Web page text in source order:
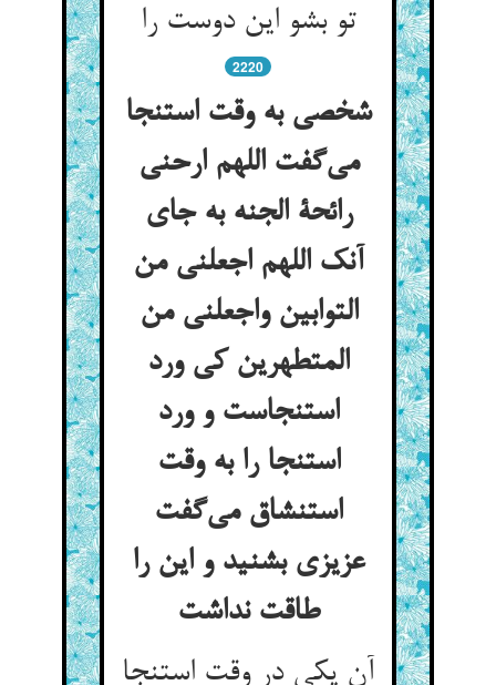
تو بشو این دوست را
2220
شخصی به وقت استنجا
می‌گفت اللهم ارحنی
رائحة الجنه به جای
آنک اللهم اجعلنی من
التوابین واجعلنی من
المتطهرین کی ورد
استنجاست و ورد
استنجا را به وقت
استنشاق می‌گفت
عزیزی بشنید و این را
طاقت نداشت
آن یکی در وقت استنجا